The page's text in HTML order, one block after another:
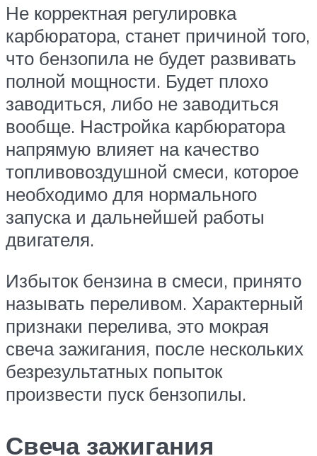
Не корректная регулировка
карбюратора, станет причиной того,
что бензопила не будет развивать
полной мощности. Будет плохо
заводиться, либо не заводиться
вообще. Настройка карбюратора
напрямую влияет на качество
топливовоздушной смеси, которое
необходимо для нормального
запуска и дальнейшей работы
двигателя.
Избыток бензина в смеси, принято
называть переливом. Характерный
признаки перелива, это мокрая
свеча зажигания, после нескольких
безрезультатных попыток
произвести пуск бензопилы.
Свеча зажигания